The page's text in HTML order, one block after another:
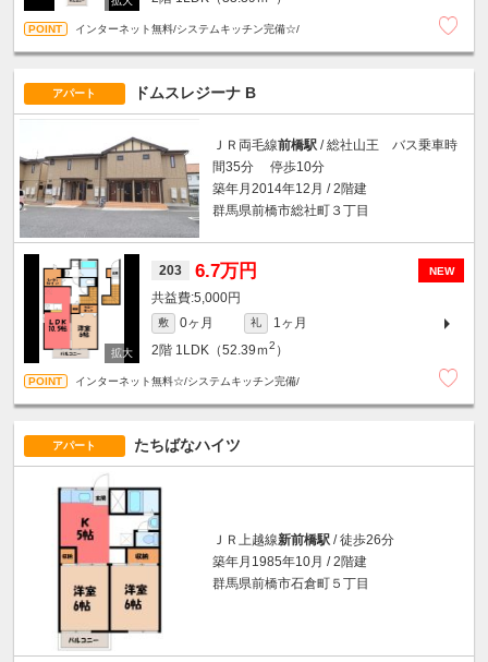
インターネット無料/システムキッチン完備☆/
アパート ドムスレジーナ B
ＪＲ両毛線前橋駅 / 総社山王 バス乗車時
間35分 停歩10分
築年月2014年12月 / 2階建
群馬県前橋市総社町３丁目
NEW
203 6.7万円
5,000円
敷 0ヶ月 礼
1ヶ月
2階 1LDK（52.39ｍ2 ）
インターネット無料☆/システムキッチン完備/
アパート たちばなハイツ
ＪＲ上越線新前橋駅 / 徒歩26分
築年月1985年10月 / 2階建
群馬県前橋市石倉町５丁目